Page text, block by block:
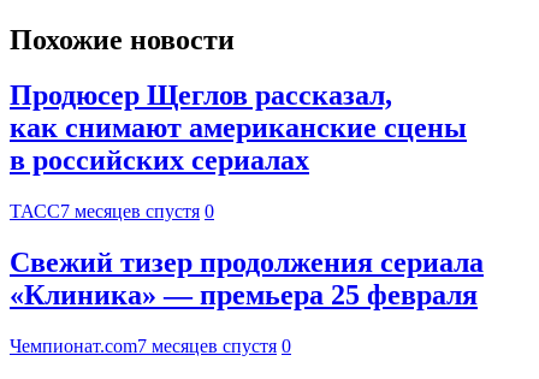
Похожие новости
Продюсер Щеглов рассказал,
как снимают американские сцены
в российских сериалах
ТАСС7 месяцев спустя 0
Свежий тизер продолжения сериала
«Клиника» — премьера 25 февраля
Чемпионат.com7 месяцев спустя 0